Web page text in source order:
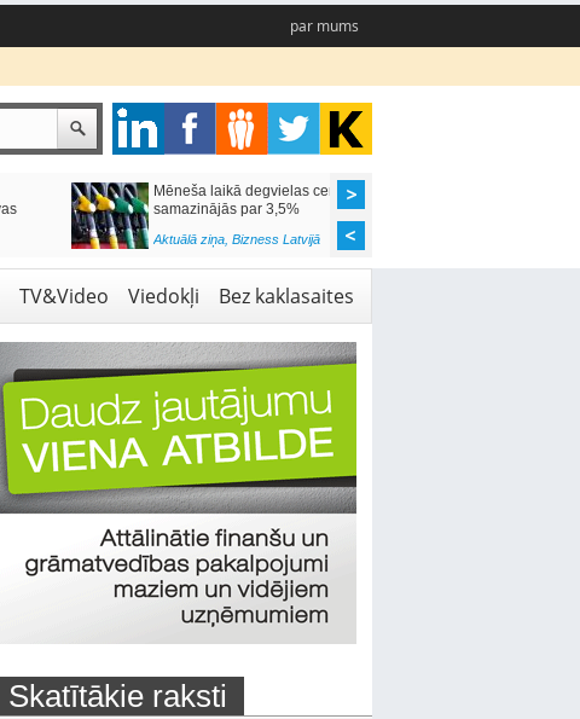
par mums
Mēneša laikā degvielas cenas
samazinājās par 3,5%
Aktuālā ziņa, Bizness Latvijā
TV&Video Viedokļi Bez kaklasaites
Skatītākie raksti